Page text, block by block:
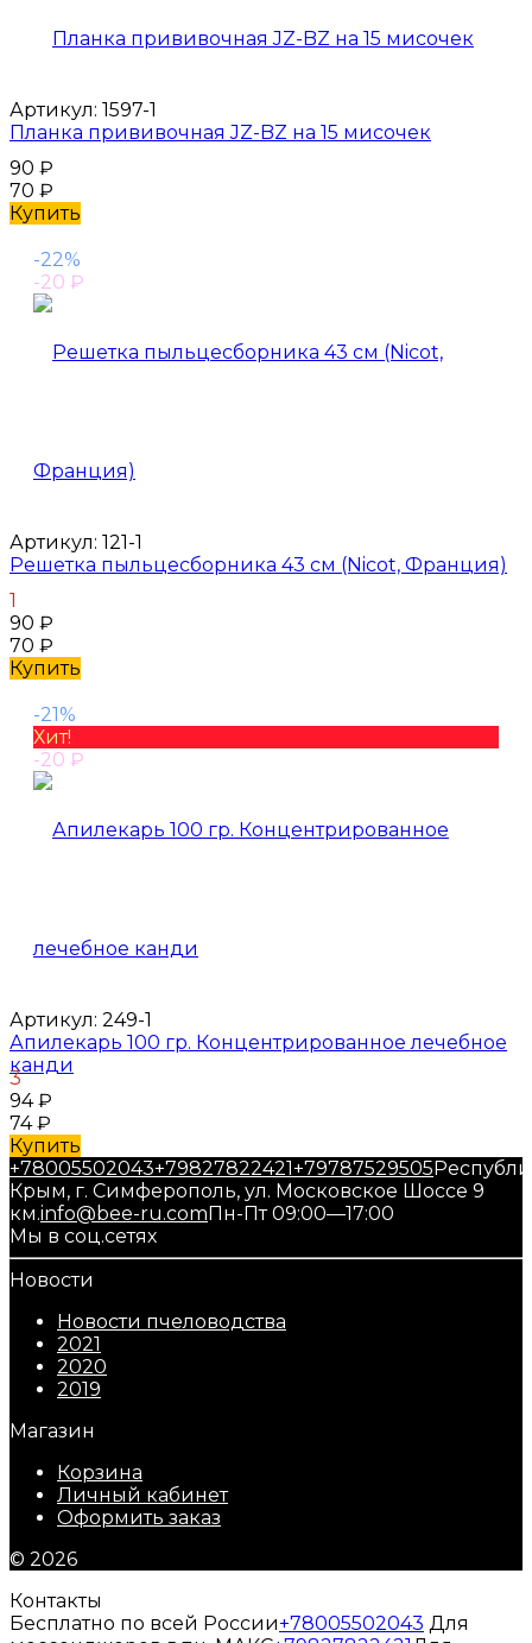
Артикул: 1597-1
Планка прививочная JZ-BZ на 15 мисочек
90 ₽
70 ₽
Купить
-22%
-20 ₽
Артикул: 121-1
Решетка пыльцесборника 43 см (Nicot, Франция)
1
90 ₽
70 ₽
Купить
-21%
Хит!
-20 ₽
Артикул: 249-1
Апилекарь 100 гр. Концентрированное лечебное
канди
3
94₽
74₽
Купить
+78005502043+79827822421+79787529505
Крым, г. Симферополь, ул. Московское Шоссе 9
км.info@bee-ru.comПн-Пт 09:00—17:00
Мы в соц.сетях
Новости
Новости пчеловодства
2021
2020
2019
Магазин
Корзина
Личный кабинет
Оформить заказ
© 2026
Контакты
Бесплатно по всей России+78005502043 Для